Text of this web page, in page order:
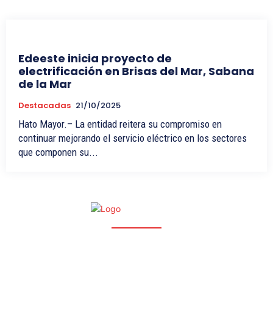
Edeeste inicia proyecto de
electrificación en Brisas del Mar, Sabana
de la Mar
Destacadas 21/10/2025
Hato Mayor.– La entidad reitera su compromiso en
continuar mejorando el servicio eléctrico en los sectores
que componen su...